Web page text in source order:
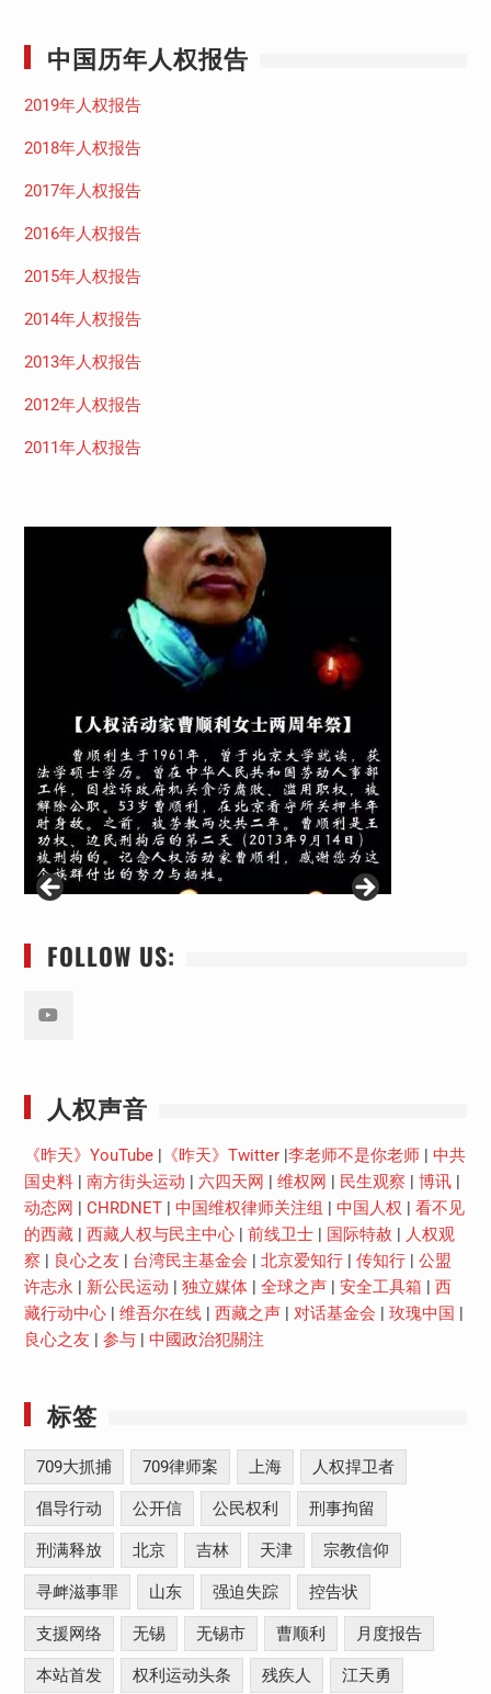
中国历年人权报告
2019年人权报告
2018年人权报告
2017年人权报告
2016年人权报告
2015年人权报告
2014年人权报告
2013年人权报告
2012年人权报告
2011年人权报告
FOLLOW US:
人权声音
《昨天》YouTube| 《昨天》Twitter| 李老师不是你老师| 中共
国史料| 南方街头运动 六四天网 维权网 民生观察 博讯|
动态网
CHRDNET| 中国维权律师关注组 中国人权
看不见
的西藏| 西藏人权与民主中心| 前线卫士| 国际特赦
人权观
察
良心之友 台湾民主基金会 北京爱知行| 传知行| 公盟
许志永
新公民运动 独立媒体| 全球之声| 安全工具箱
西
藏行动中心| 维吾尔在线| 西藏之声| 对话基金会 玫瑰中国
良心之友
参与| 中國政治犯關注
标签
709大抓捕 709律师案 上海 人权捍卫者
倡导行动 公开信 公民权利 刑事拘留
刑满释放 北京 吉林 天津 宗教信仰
寻衅滋事罪 山东 强迫失踪 控告状
支援网络 无锡 无锡市 曹顺利 月度报告
本站首发 权利运动头条 残疾人 江天勇